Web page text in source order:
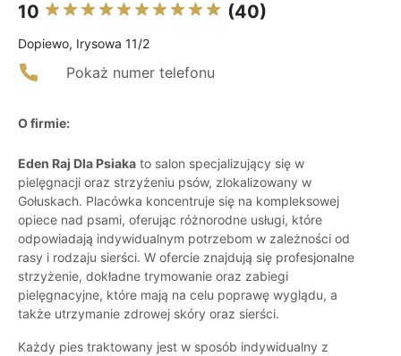
10 (40)
Dopiewo, Irysowa 11/2
Pokaż numer telefonu
O firmie:
Eden Raj Dla Psiaka to salon specjalizujący się w
pielęgnacji oraz strzyżeniu psów, zlokalizowany w
Gołuskach. Placówka koncentruje się na kompleksowej
opiece nad psami, oferując różnorodne usługi, które
odpowiadają indywidualnym potrzebom w zależności od
rasy i rodzaju sierści. W ofercie znajdują się profesjonalne
strzyżenie, dokładne trymowanie oraz zabiegi
pielęgnacyjne, które mają na celu poprawę wyglądu, a
także utrzymanie zdrowej skóry oraz sierści.
Każdy pies traktowany jest w sposób indywidualny z